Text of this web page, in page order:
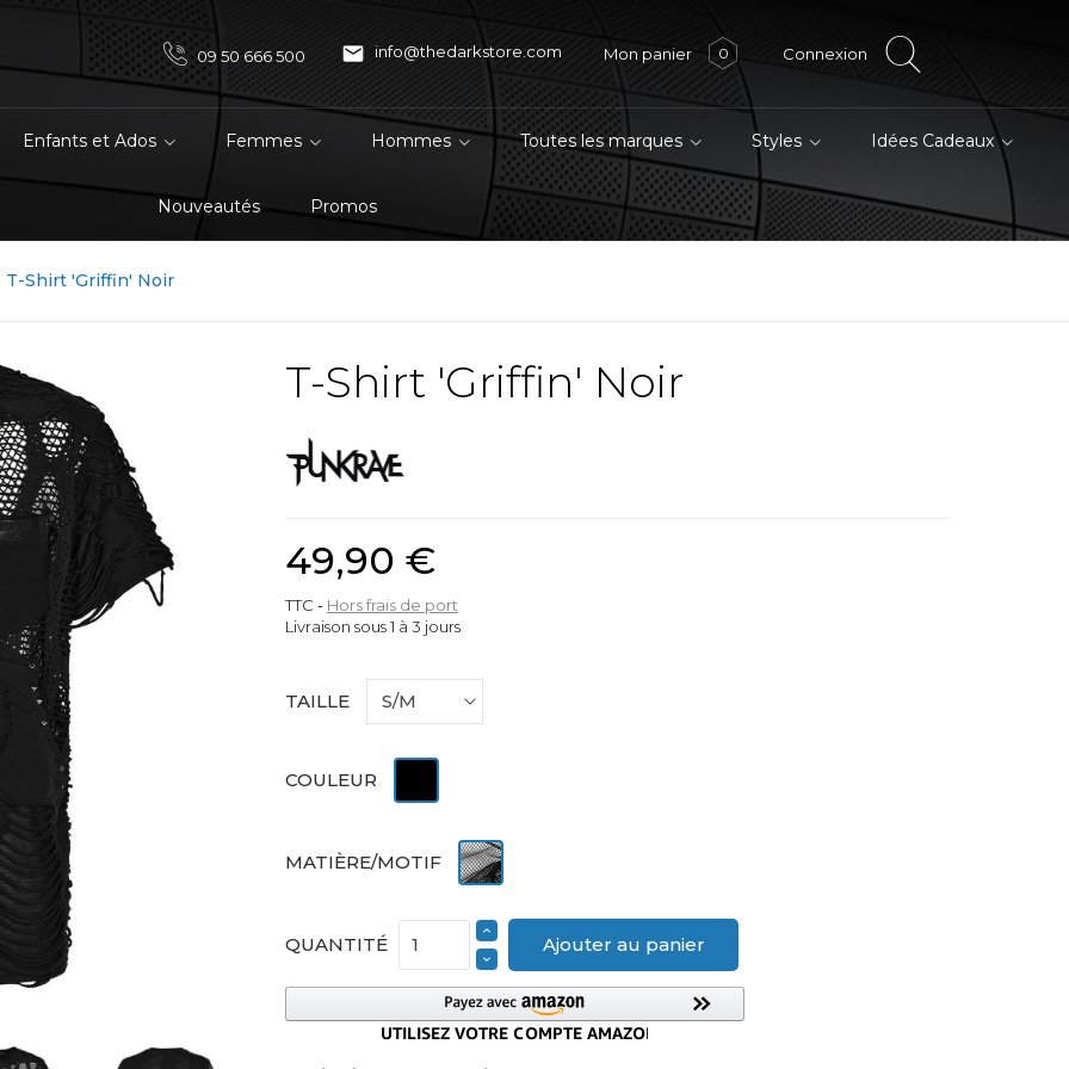
09 50 666 500  info@thedarkstore.com Mon panier 0 Connexion
Enfants et Ados Femmes Hommes Toutes les marques Styles Idées Cadeaux
Nouveautés Promos
T-Shirt 'Griffin' Noir
T-Shirt 'Griffin' Noir
49,90 €
TTC
Hors frais de port
Livraison sous 1 à 3 jours
TAILLE
COULEUR
MATIÈRE/MOTIF Résille
QUANTITÉ Ajouter au panier